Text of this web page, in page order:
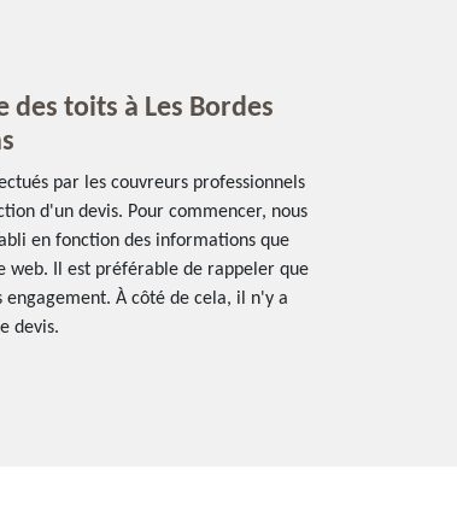
des toits à Les Bordes
par les couvreurs professionnels
d'un devis. Pour commencer, nous
en fonction des informations que
web. Il est préférable de rappeler que
À côté de cela, il n'y a
devis.